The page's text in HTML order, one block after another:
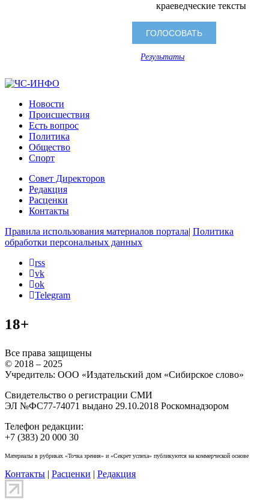
краеведческие тексты
Результаты
Новости
Происшествия
Есть вопрос
Политика
Общество
Спорт
Совет Директоров
Редакция
Расценки
Контакты
Правила использования материалов портала| Политика
обработки персональных данных
rss
vk
ok
Telegram
18+
Все права защищены
© 2018 – 2025
Учредитель: ООО «Издательский дом «Сибирское слово»
Свидетельство о регистрации СМИ
ЭЛ №ФС77-74071 выдано 29.10.2018 Роскомнадзором
Телефон редакции:
+7 (383) 20 000 30
Материалы в рубриках «Точка зрения» и «Секрет успеха» публикуются на коммерческой основе
Контакты | Расценки | Редакция